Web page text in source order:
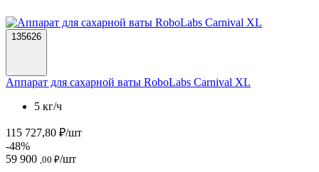
135626
Аппарат для сахарной ваты RoboLabs Carnival XL
5 кг/ч
115 727,80 ₽/шт
-48%
59 900 ,00 ₽/шт